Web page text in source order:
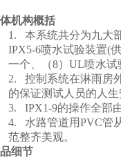
机构概括
1. 本系统共分为九大
IPX5-6喷水试验装置(
一个、（8）UL喷水试
2. 控制系统在淋雨房
的保证测试人员的人生
3. IPX1-9的操作全部
4. 水路管道用PVC管
范整齐美观。
细节